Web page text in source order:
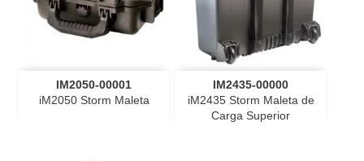
IM2050-00001
iM2050 Storm Maleta
IM2435-00000
iM2435 Storm Maleta de
Carga Superior